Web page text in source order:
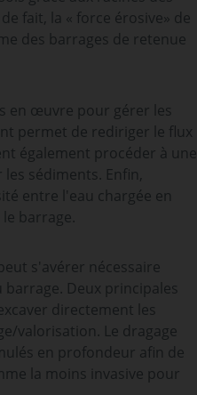
fait, la « force érosive» de
des barrages de retenue
en œuvre pour gérer les
permet de rediriger le flux
également procéder à une
sédiments. Enfin,
entre l'eau chargée en
barrage.
s'avérer nécessaire
Deux principales
directement les
valorisation. Le dragage
en profondeur afin de
la moins invasive pour